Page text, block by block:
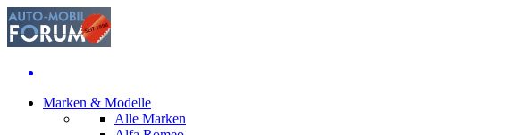
Marken & Modelle
Alle Marken